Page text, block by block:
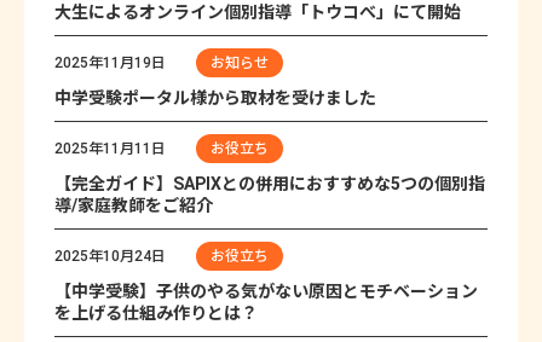
大生によるオンライン個別指導「トウコべ」にて開始
中学受験ポータル様から取材を受けました
2025年11月19日 お知らせ
【完全ガイド】SAPIXとの併用におすすめな5つの個別指
導/家庭教師をご紹介
2025年11月11日 お役立ち
【中学受験】子供のやる気がない原因とモチベーション
を上げる仕組み作りとは？
2025年10月24日 お役立ち